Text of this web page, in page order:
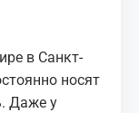
в Санкт-
носят
Даже у